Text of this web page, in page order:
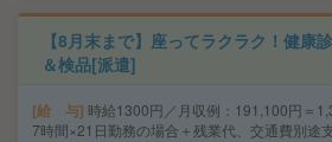
【8月末まで】座ってラクラク！健康
＆検品[派遣]
給 与 時給1300円／月収例：191,100円＝
7時間×21日勤務の場合＋残業代、交通費別途